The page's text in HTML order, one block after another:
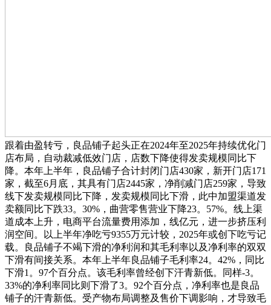
跟着由盈转亏，良品铺子起头正在2024年至2025年持续优化门
店布局，自动裁减低效门店，店数下降使得发卖规模同比下
降。本年上半年，良品铺子合计封闭门店430家，新开门店171
家，截至6月底，其具有门店2445家，净削减门店259家，导致
线下发卖规模同比下降，发卖规模同比下滑，此中加盟渠道发
卖额同比下跌33。30%，曲营零售营业下降23。57%。线上渠
道成本上升‌，电商平台流量费用添加，线亿元，进一步挤压利
润空间。以上半年净吃亏9355万元计较，2025年或创下吃亏记
载。良品铺子不竭下滑的净利润和其毛利率以及净利率的双双
下滑有间接关系。本年上半年良品铺子毛利率24。42%，同比
下滑1。97个百分点。该毛利率曾经创下汗青新低。同样-3。
33%的净利率同比则下滑了3。92个百分点，净利率也是良品
铺子的汗青新低。受产物布局调整及售价下调影响，才导致毛